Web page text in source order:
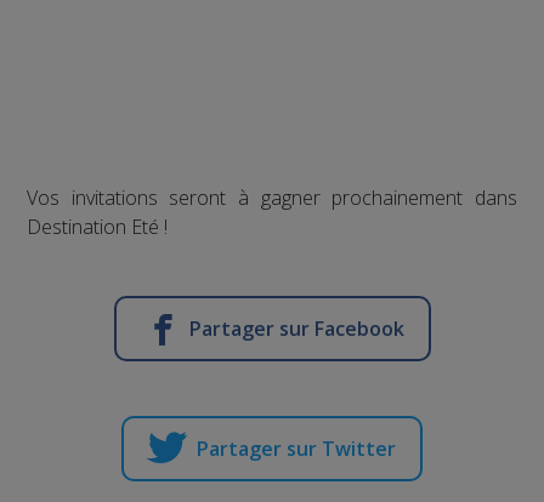
Vos invitations seront à gagner prochainement dans
Destination Eté !
Partager sur Facebook
Partager sur Twitter